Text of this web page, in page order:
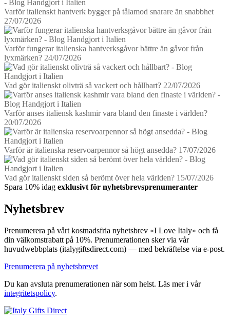
Varför italienskt hantverk bygger på tålamod snarare än snabbhet
27/07/2026
Varför fungerar italienska hantverksgåvor bättre än gåvor från
lyxmärken? 24/07/2026
Vad gör italienskt olivträ så vackert och hållbart? 22/07/2026
Varför anses italiensk kashmir vara bland den finaste i världen?
20/07/2026
Varför är italienska reservoarpennor så högt ansedda? 17/07/2026
Vad gör italienskt siden så berömt över hela världen? 15/07/2026
Spara 10% idag exklusivt för nyhetsbrevsprenumeranter
Nyhetsbrev
Prenumerera på vårt kostnadsfria nyhetsbrev «I Love Italy» och få
din välkomstrabatt på 10%. Prenumerationen sker via vår
huvudwebbplats (italygiftsdirect.com) — med bekräftelse via e-post.
Prenumerera på nyhetsbrevet
Du kan avsluta prenumerationen när som helst. Läs mer i vår
integritetspolicy.